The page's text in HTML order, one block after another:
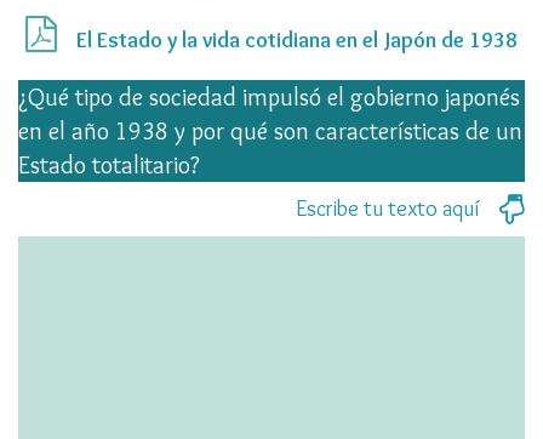
El Estado y la vida cotidiana en el Japón de 1938
¿Qué tipo de sociedad impulsó el gobierno japonés
en el año 1938 y por qué son características de un
Estado totalitario?
Escribe tu texto aquí